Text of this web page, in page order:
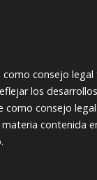
consejo legal
los
como consejo
contenida